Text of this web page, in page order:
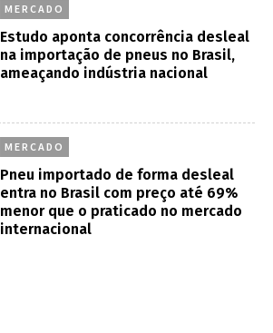
MERCADO
Estudo aponta concorrência desleal
na importação de pneus no Brasil,
ameaçando indústria nacional
MERCADO
Pneu importado de forma desleal
entra no Brasil com preço até 69%
menor que o praticado no mercado
internacional